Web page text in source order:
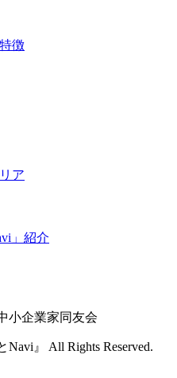
徴
ア
」紹介
小企業家同友会
』 All Rights Reserved.